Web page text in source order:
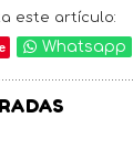
este artículo:
Whatsapp